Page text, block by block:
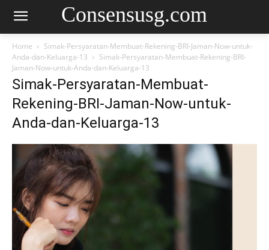
Consensusg.com
Home
Simak-Persyaratan-Membuat-Rekening-BRI-Jaman-Now-untuk-
Anda-dan-Keluarga-13
Simak-Persyaratan-Membuat-Rekening-BRI-
Jaman-Now-untuk-Anda-dan-Keluarga-13
Simak-Persyaratan-Membuat-
Rekening-BRI-Jaman-Now-untuk-
Anda-dan-Keluarga-13